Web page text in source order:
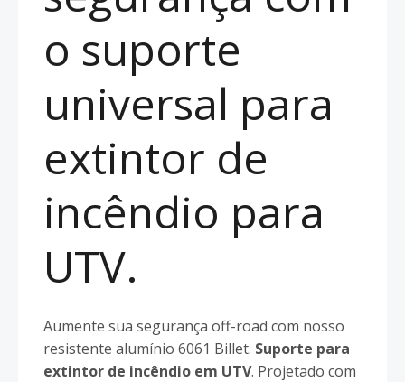
o suporte
universal para
extintor de
incêndio para
UTV.
Aumente sua segurança off-road com nosso
resistente alumínio 6061 Billet. Suporte para
extintor de incêndio em UTV. Projetado com